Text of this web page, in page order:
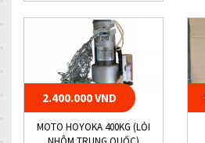
2.400.000 VND
MOTO HOYOKA 400KG (LỎI